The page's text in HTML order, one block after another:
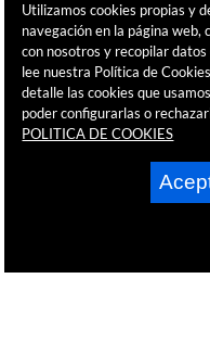
Utilizamos cookies propias y
navegación en la página web,
con nosotros y recopilar
lee nuestra Política de
detalle las cookies que
poder configurarlas o
POLITICA DE COOKIES